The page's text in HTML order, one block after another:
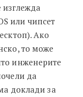
изглежда
или чипсет
Ако
то може
инженерите
да
доклади за